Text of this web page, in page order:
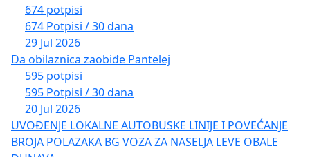
674 potpisi
674 Potpisi / 30 dana
29 Jul 2026
Da obilaznica zaobiđe Pantelej
595 potpisi
595 Potpisi / 30 dana
20 Jul 2026
UVOĐENJE LOKALNE AUTOBUSKE LINIJE I POVEĆANJE
BROJA POLAZAKA BG VOZA ZA NASELJA LEVE OBALE